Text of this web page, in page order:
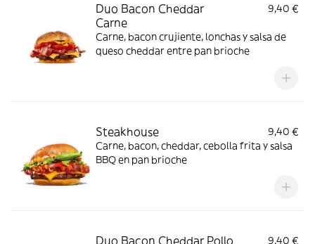
Duo Bacon Cheddar
Carne
9,40 €
Carne, bacon crujiente, lonchas y salsa de
queso cheddar entre pan brioche
Steakhouse
9,40 €
Carne, bacon, cheddar, cebolla frita y salsa
BBQ en pan brioche
Duo Bacon Cheddar Pollo
9,40 €